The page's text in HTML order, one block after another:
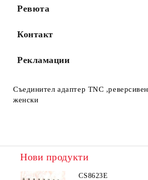
Ревюта
Контакт
Рекламации
Съединител адаптер TNC
женски
Нови продукти
CS8623E